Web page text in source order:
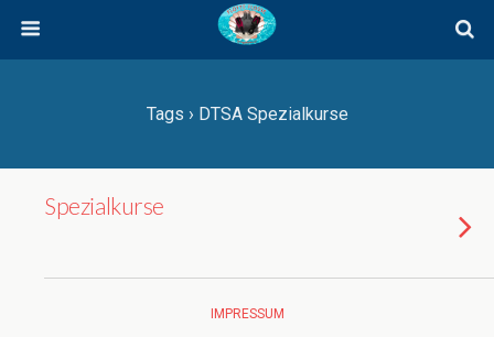
Tags › DTSA Spezialkurse
Spezialkurse
IMPRESSUM